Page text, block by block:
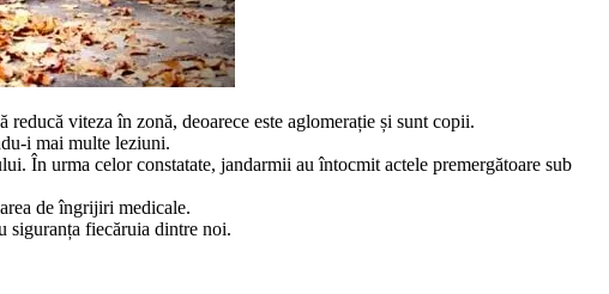
viteza în zonă, deoarece este aglomerație și sunt copii.
i mai multe leziuni.
În urma celor constatate, jandarmii au întocmit actele premergătoare sub
de îngrijiri medicale.
siguranța fiecăruia dintre noi.